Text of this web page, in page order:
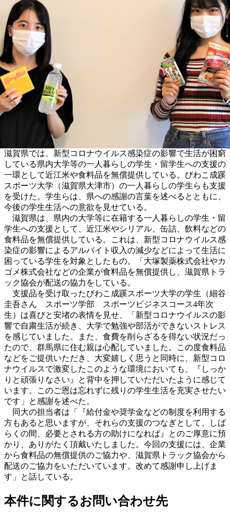
滋賀県では、新型コロナウイルス感染症の影響で生活が困窮
している県内大学等の一人暮らしの学生・留学生への支援の
一環として近江米や食料品を無償提供している。びわこ成蹊
スポーツ大学（滋賀県大津市）の一人暮らしの学生らも支援
を受けた。学生らは、県への感謝の言葉を述べるとともに、
今後の学生生活への意欲を見せている。
滋賀県は、県内の大学等に在籍する一人暮らしの学生・留
学生への支援として、近江米やシリアル、缶詰、飲料などの
食料品を無償提供している。これは、新型コロナウイルス感
染症の影響によるアルバイト収入の減少などによって生活に
困っている学生を対象としたもの。「大塚製薬株式会社やカ
ゴメ株式会社などの企業が食料品を無償提供し、滋賀県トラ
ック協会が配送の協力をしている。
支援品を受け取ったびわこ成蹊スポーツ大学の学生（細谷
圭吾さん スポーツ学部 スポーツビジネスコース4年次
生）は喜びと安堵の表情を見せ、「新型コロナウイルスの影
響で自粛生活が続き、大学で勉強や部活ができないストレス
を感じていました。また、食費を削らざるを得ない状況だっ
たので、群馬県に住む親は心配していました。この度食料品
などをご提供いただき、大変嬉しく思うと同時に、新型コロ
ナウイルスで激変したこのような環境においても、『しっか
りと頑張りなさい』と背中を押していただいたように感じて
います。このご恩は忘れずに残りの学生生活を充実させたい
です」と感謝を述べた。
同大の担当者は「『給付金や奨学金などの制度を利用する
方もあると思いますが、それらの支援のつなぎとして、しば
らくの間、必要とされる方の助けになれば』とのご厚意に預
かり、ありがたく頂戴いたしました。今回の支援には、企業
から食料品の無償提供のご協力や、滋賀県トラック協会から
配送のご協力をいただいています。改めて感謝申し上げま
す」と話している。
本件に関するお問い合わせ先